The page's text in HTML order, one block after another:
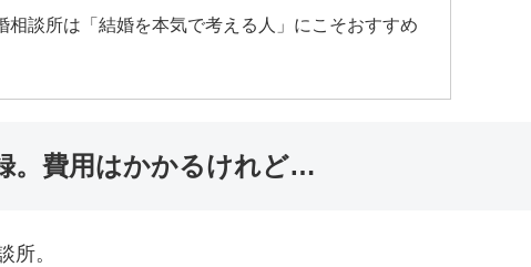
相談所は「結婚を本気で考える人」にこそおすすめ
。費用はかかるけれど…
所。